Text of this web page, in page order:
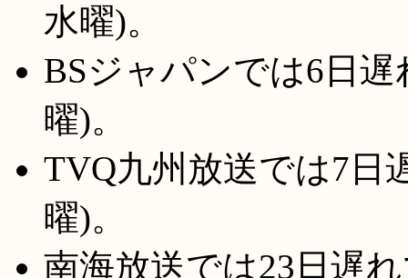
水曜)。
BSジャパンでは6日
曜)。
TVQ九州放送では7日
曜)。
南海放送では23日遅